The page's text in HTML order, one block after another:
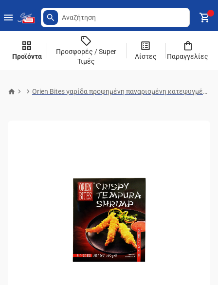
Προϊόντα
Προσφορές / Super
Τιμές
Λίστες Παραγγελίες
Orien Bites γαρίδα προψημένη παναρισμένη κατεψυγμένη crispy tempura 160g